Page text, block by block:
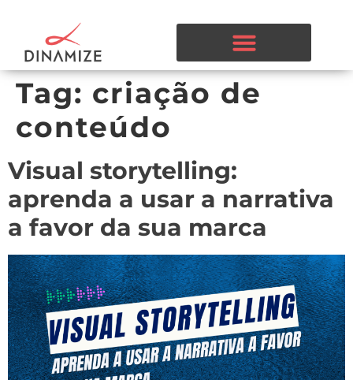
Tag: criação de
conteúdo
Visual storytelling:
aprenda a usar a narrativa
a favor da sua marca